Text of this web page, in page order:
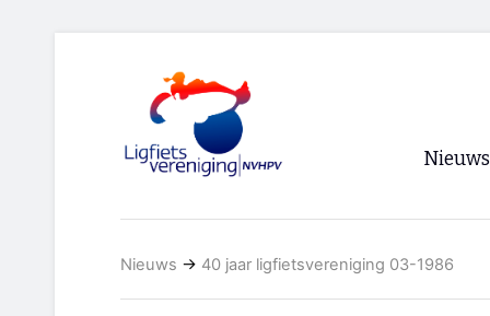
Nieuws
Nieuws → 40 jaar ligfietsvereniging 03-1986